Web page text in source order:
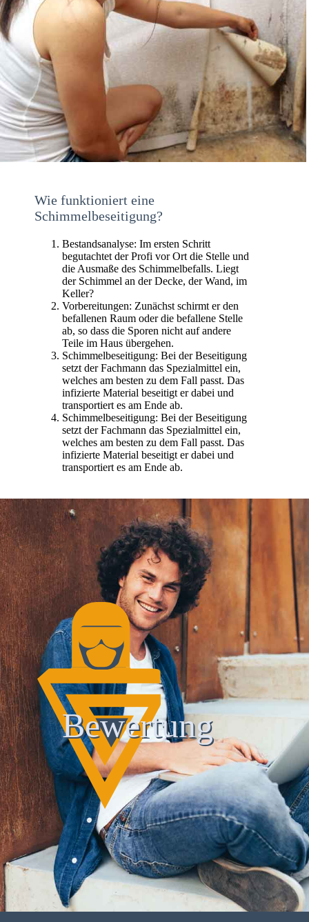
Wie funktioniert eine
Schimmelbeseitigung?
Bestandsanalyse: Im ersten Schritt
begutachtet der Profi vor Ort die Stelle und
die Ausmaße des Schimmelbefalls. Liegt
der Schimmel an der Decke, der Wand, im
Keller?
Vorbereitungen: Zunächst schirmt er den
befallenen Raum oder die befallene Stelle
ab, so dass die Sporen nicht auf andere
Teile im Haus übergehen.
Schimmelbeseitigung: Bei der Beseitigung
setzt der Fachmann das Spezialmittel ein,
welches am besten zu dem Fall passt. Das
infizierte Material beseitigt er dabei und
transportiert es am Ende ab.
Schimmelbeseitigung: Bei der Beseitigung
setzt der Fachmann das Spezialmittel ein,
welches am besten zu dem Fall passt. Das
infizierte Material beseitigt er dabei und
transportiert es am Ende ab.
Bewertung